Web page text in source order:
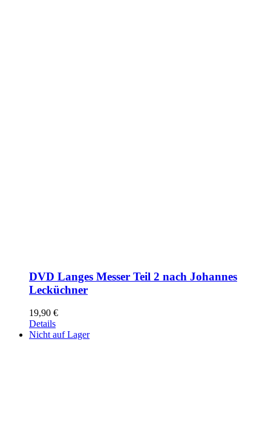
DVD Langes Messer Teil 2 nach Johannes
Lecküchner
19,90 €
Details
Nicht auf Lager